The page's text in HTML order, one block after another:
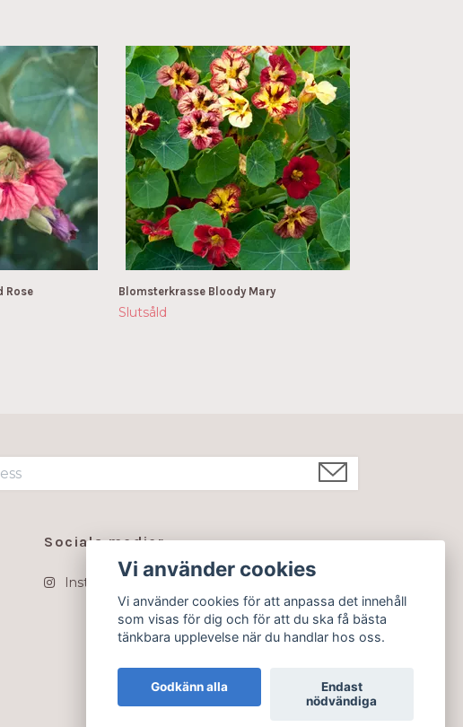
Rose Blomsterkrasse Bloody Mary
Slutsåld
Sociala medier
Instagram
Vi använder cookies
Vi använder cookies för att anpassa det innehåll
som visas för dig och för att du ska få bästa
tänkbara upplevelse när du handlar hos oss.
Godkänn alla
Endast
nödvändiga